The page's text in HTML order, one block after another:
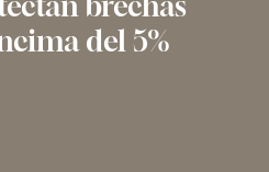
del 5%